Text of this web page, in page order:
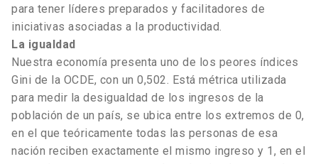
para tener líderes preparados y facilitadores de
iniciativas asociadas a la productividad.
La igualdad
Nuestra economía presenta uno de los peores índices
Gini de la OCDE, con un 0,502. Está métrica utilizada
para medir la desigualdad de los ingresos de la
población de un país, se ubica entre los extremos de 0,
en el que teóricamente todas las personas de esa
nación reciben exactamente el mismo ingreso y 1, en el